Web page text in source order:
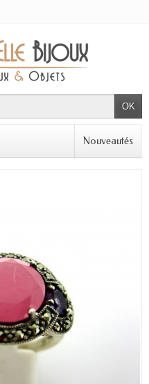
OK
Nouveautés